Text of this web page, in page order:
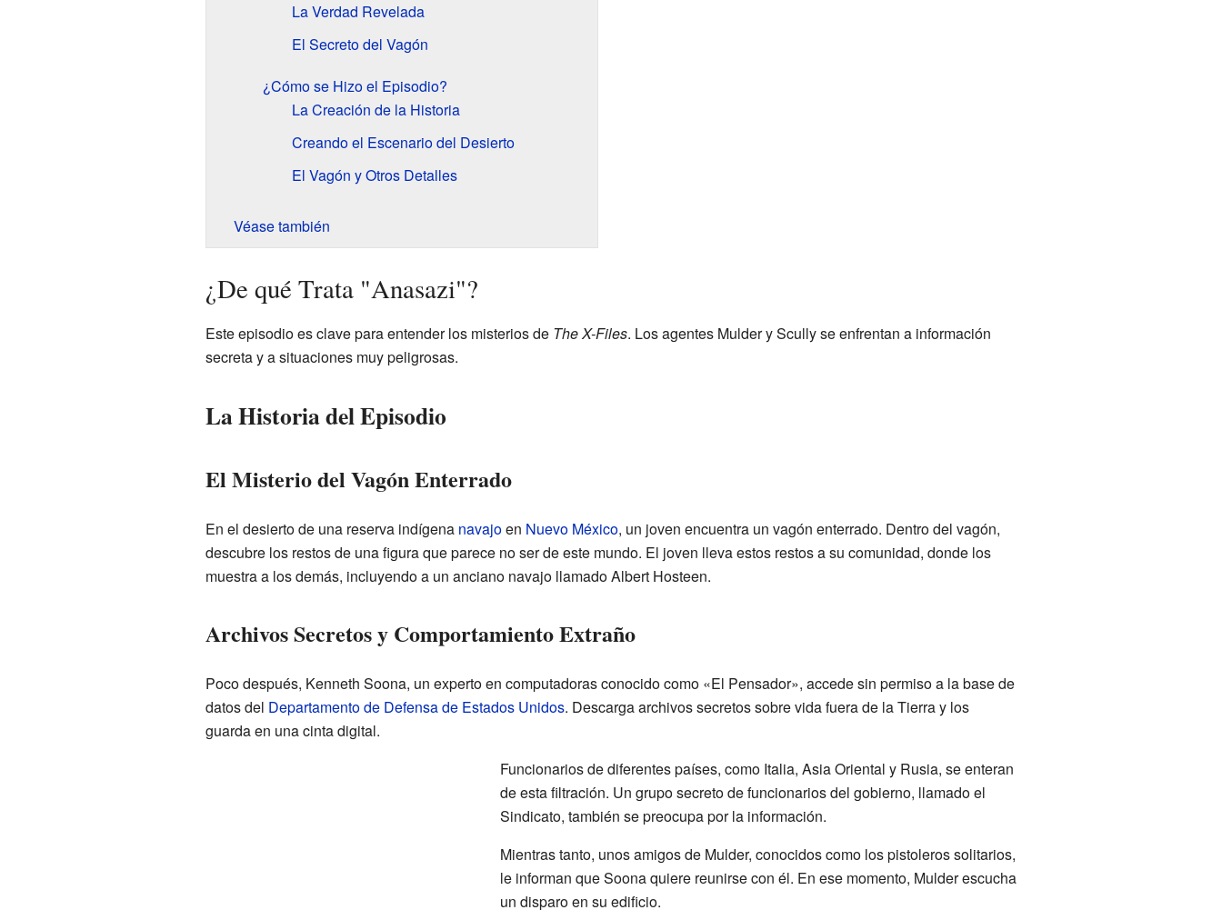
La Verdad Revelada
El Secreto del Vagón
¿Cómo se Hizo el Episodio?
La Creación de la Historia
Creando el Escenario del Desierto
El Vagón y Otros Detalles
Véase también
¿De qué Trata "Anasazi"?
Este episodio es clave para entender los misterios de The X-Files. Los agentes Mulder y Scully se enfrentan a información
secreta y a situaciones muy peligrosas.
La Historia del Episodio
El Misterio del Vagón Enterrado
En el desierto de una reserva indígena navajoen Nuevo México, un joven encuentra un vagón enterrado. Dentro del vagón,
descubre los restos de una figura que parece no ser de este mundo. El joven lleva estos restos a su comunidad, donde los
muestra a los demás, incluyendo a un anciano navajo llamado Albert Hosteen.
Archivos Secretos y Comportamiento Extraño
Poco después, Kenneth Soona, un experto en computadoras conocido como «El Pensador», accede sin permiso a la base de
datos del Departamento de Defensa de Estados Unidos. Descarga archivos secretos sobre vida fuera de la Tierra y los
guarda en una cinta digital.
Funcionarios de diferentes países, como Italia, Asia Oriental y Rusia, se enteran
de esta filtración. Un grupo secreto de funcionarios del gobierno, llamado el
Sindicato, también se preocupa por la información.
Mientras tanto, unos amigos de Mulder, conocidos como los pistoleros solitarios,
le informan que Soona quiere reunirse con él. En ese momento, Mulder escucha
un disparo en su edificio.